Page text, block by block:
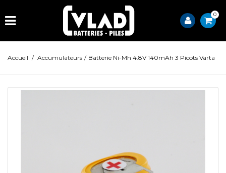
0
Accueil / Accumulateurs / Batterie Ni-Mh 4.8V 140mAh 3 Picots Varta